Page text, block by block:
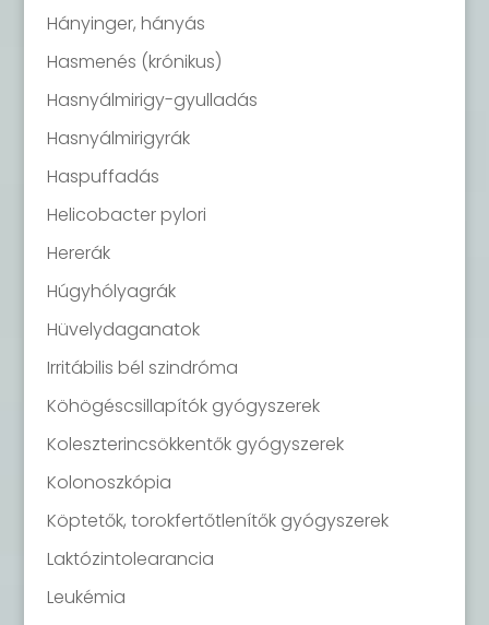
Hányinger, hányás
Hasmenés (krónikus)
Hasnyálmirigy-gyulladás
Hasnyálmirigyrák
Haspuffadás
Helicobacter pylori
Hererák
Húgyhólyagrák
Hüvelydaganatok
Irritábilis bél szindróma
Köhögéscsillapítók gyógyszerek
Koleszterincsökkentők gyógyszerek
Kolonoszkópia
Köptetők, torokfertőtlenítők gyógyszerek
Laktózintolearancia
Leukémia